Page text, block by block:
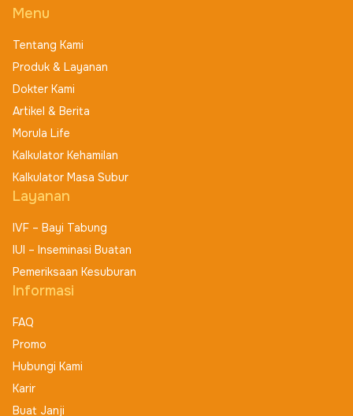
Menu
Tentang Kami
Produk & Layanan
Dokter Kami
Artikel & Berita
Morula Life
Kalkulator Kehamilan
Kalkulator Masa Subur
Layanan
IVF – Bayi Tabung
IUI – Inseminasi Buatan
Pemeriksaan Kesuburan
Informasi
FAQ
Promo
Hubungi Kami
Karir
Buat Janji